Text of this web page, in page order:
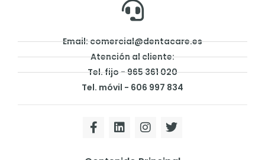
Email: comercial@dentacare.es
Atención al cliente:
Tel. fijo - 965 361 020
Tel. móvil - 606 997 834